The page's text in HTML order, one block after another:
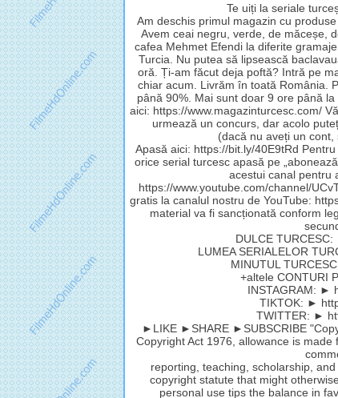
Te uiți la seriale
Am deschis primul magazin cu
Avem ceai negru, verde, de măceșe,
cafea Mehmet Efendi la diferite
Turcia. Nu putea să lipsească
oră. Ți-am făcut deja poftă? Intră pe
chiar acum. Livrăm în toată România.
până 90%. Mai sunt doar 9 ore până
aici: https://www.magazinturcesc.com/
urmează un concurs, dar acolo
(dacă nu aveți un
Apasă aici: https://bit.ly/40E9tRd
orice serial turcesc apasă pe
acestui canal pentru
https://www.youtube.com/channel/
gratis la canalul nostru de YouTube:
material va fi sancționată conform
DULCE
LUMEA SERIALELOR
MINUTUL
+altele CONTURI
INSTAGRAM: ►
TIKTOK: ►
TWITTER: ►
►LIKE ►SHARE ►SUBSCRIBE
Copyright Act 1976, allowance is
reporting, teaching, scholarship,
copyright statute that might
personal use tips the balance in